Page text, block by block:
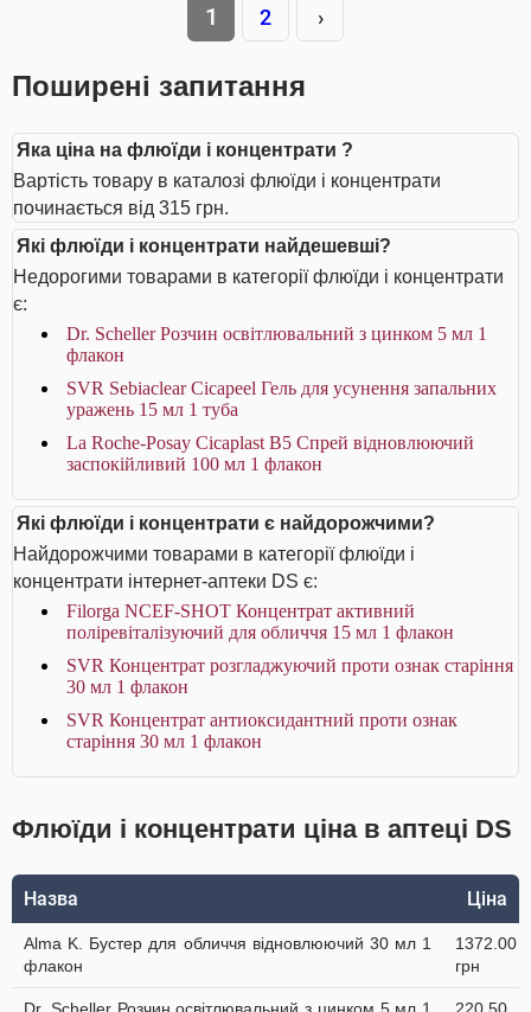
1 2 ›
Поширені запитання
Яка ціна на флюїди і концентрати ?
Вартість товару в каталозі флюїди і концентрати
починається від 315 грн.
Які флюїди і концентрати найдешевші?
Недорогими товарами в категорії флюїди і концентрати
є:
Dr. Scheller Розчин освітлювальний з цинком 5 мл 1
флакон
SVR Sebiaclear Cicapeel Гель для усунення запальних
уражень 15 мл 1 туба
La Roche-Posay Cicaplast В5 Спрей відновлюючий
заспокійливий 100 мл 1 флакон
Які флюїди і концентрати є найдорожчими?
Найдорожчими товарами в категорії флюїди і
концентрати інтернет-аптеки DS є:
Filorga NCEF-SHOT Концентрат активний
поліревіталізуючий для обличчя 15 мл 1 флакон
SVR Концентрат розгладжуючий проти ознак старіння
30 мл 1 флакон
SVR Концентрат антиоксидантний проти ознак
старіння 30 мл 1 флакон
Флюїди і концентрати ціна в аптеці DS
Назва Ціна
Alma K. Бустер для обличчя відновлюючий 30 мл 1
флакон
1372.00
грн